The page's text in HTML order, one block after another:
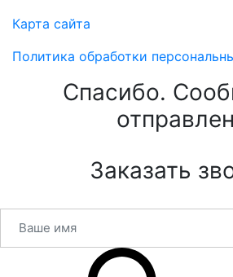
Карта сайта
Политика обработки
Спасибо.
Заказать